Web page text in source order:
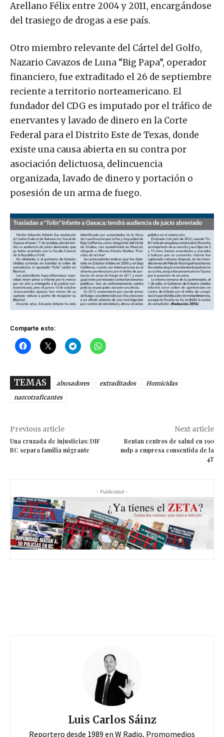
Arellano Félix entre 2004 y 2011, encargándose
del trasiego de drogas a ese país.
Otro miembro relevante del Cártel del Golfo,
Nazario Cavazos de Luna “Big Papa”, operador
financiero, fue extraditado el 26 de septiembre
reciente a territorio norteamericano. El
fundador del CDG es imputado por el tráfico de
enervantes y lavado de dinero en la Corte
Federal para el Distrito Este de Texas, donde
existe una causa abierta en su contra por
asociación delictuosa, delincuencia
organizada, lavado de dinero y portación o
posesión de un arma de fuego.
Comparte esto:
TEMAS abusadores extraditados
Homicidas
narcotraficantes
Previous article
Una cruzada de injusticias: DIF
BC separa familia migrante
Next article
Rentan centros de salud en 190
mdp a empresa consentida de la
4T
- Publicidad -
Luis Carlos Sáinz
Reportero desde 1989 en W Radio, Promomedios